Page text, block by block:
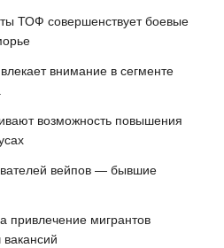
ТОФ совершенствует боевые
внимание в сегменте
возможность повышения
вейпов — бывшие
привлечение мигрантов